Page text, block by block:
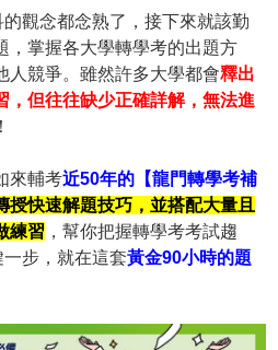
觀念都念熟了，接下來就該勤
，掌握各大學轉學考的出題方
人競爭。雖然許多大學都會釋出
，但往往缺少正確詳解，無法進
來輔考近50年的【龍門轉學考補
授快速解題技巧，並搭配大量且
練習 ，幫你把握轉學考考試趨
步，就在這套黃金90小時的題